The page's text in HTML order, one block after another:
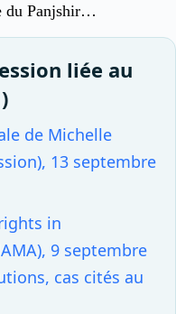
du Panjshir…
liée au
de Michelle
13 septembre
in
9 septembre
cas cités au